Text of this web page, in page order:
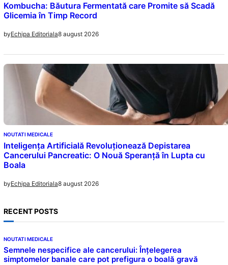
Kombucha: Băutura Fermentată care Promite să Scadă
Glicemia în Timp Record
byEchipa Editoriala8 august 2026
NOUTATI MEDICALE
Inteligența Artificială Revoluționează Depistarea
Cancerului Pancreatic: O Nouă Speranță în Lupta cu
Boala
byEchipa Editoriala8 august 2026
RECENT POSTS
NOUTATI MEDICALE
Semnele nespecifice ale cancerului: Înțelegerea
simptomelor banale care pot prefigura o boală gravă